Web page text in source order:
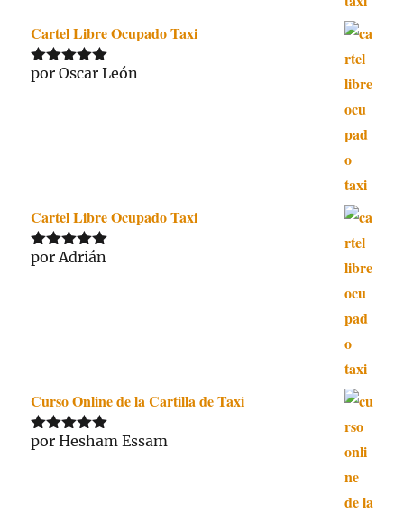
Cartel Libre Ocupado Taxi
Valorado
por Oscar León
Cartel Libre Ocupado Taxi
Valorado
por Adrián
Curso Online de la Cartilla de Taxi
Valorado
por Hesham Essam